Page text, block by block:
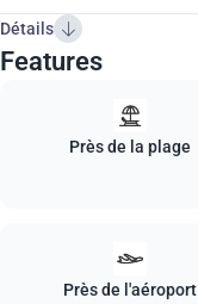
Détails
Features
Près de la plage
Près de l'aéroport